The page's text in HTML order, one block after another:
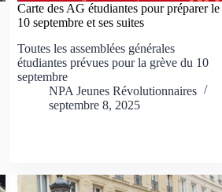
Carte des AG étudiantes pour préparer le
10 septembre et ses suites
Toutes les assemblées générales
étudiantes prévues pour la grève du 10
septembre
NPA Jeunes Révolutionnaires
septembre 8, 2025